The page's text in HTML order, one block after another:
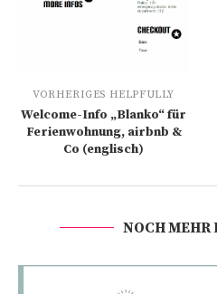
VORHERIGES HELPFULLY
Welcome-Info „Blanko“ für
Ferienwohnung, airbnb &
Co (englisch)
NOCH MEHR